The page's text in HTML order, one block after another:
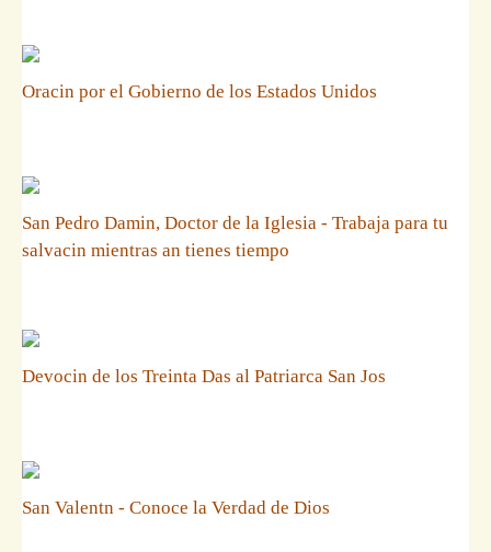
Oracin por el Gobierno de los Estados Unidos
San Pedro Damin, Doctor de la Iglesia - Trabaja para tu
salvacin mientras an tienes tiempo
Devocin de los Treinta Das al Patriarca San Jos
San Valentn - Conoce la Verdad de Dios